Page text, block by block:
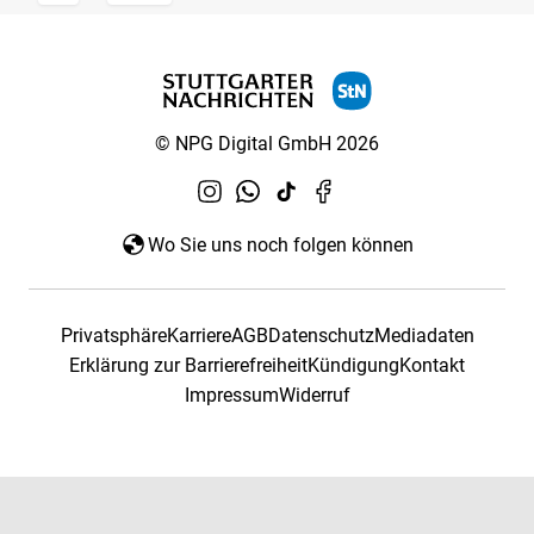
© NPG Digital GmbH 2026
Wo Sie uns noch folgen können
PrivatsphäreKarriereAGBDatenschutzMediadaten
Erklärung zur BarrierefreiheitKündigungKontakt
ImpressumWiderruf